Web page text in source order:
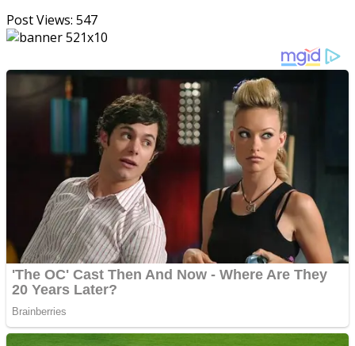
Post Views: 547